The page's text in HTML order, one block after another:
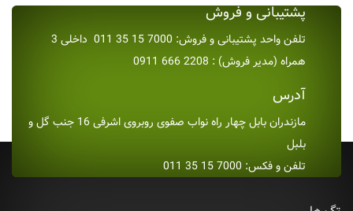
پشتیبانی و فروش
تلفن واحد پشتیبانی و فروش: 7000 15 35 011 داخلی 3
همراه (مدیر فروش) : 2208 666 0911
آدرس
مازندران بابل چهار راه نواب صفوی روبروی اشرفی 16 جنب گل و
بلبل
تلفن و فکس: 7000 15 35 011